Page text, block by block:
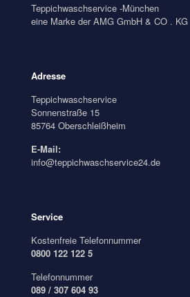
Teppichwaschservice -München
eine Marke der AMG GmbH & CO . KG
Adresse
Teppichwaschservice
Sonnenstraße 15
85764 Oberschleißheim
E-Mail:
info@teppichwaschservice24.de
Service
Kostenfreie Telefonnummer
0800 122 122 5
Telefonnummer
089 / 307 604 93